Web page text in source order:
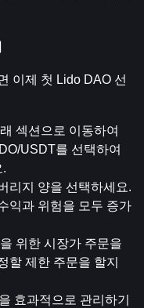
이제 첫 Lido DAO 선
섹션으로 이동하여
USDT를 선택하여
.
리지 양을 선택하세요.
익과 위험을 모두 증가
위한 시장가 주문을
할 제한 주문을 할지
효과적으로 관리하기